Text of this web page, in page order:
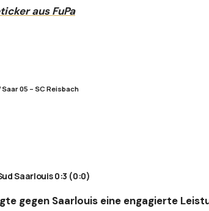
aus FuPa
05 – SC Reisbach
Saarlouis 0:3 (0:0)
gegen Saarlouis eine engagierte